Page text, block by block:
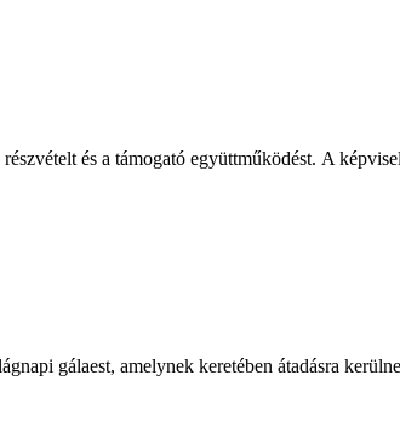
és a támogató együttműködést. A
gálaest, amelynek keretében átadásra